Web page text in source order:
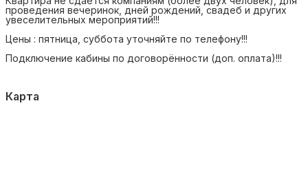
проведения вечеринок, дней рождений, свадеб и других
увеселительных мероприятий!!!
Цены : пятница, суббота уточняйте по телефону!!!
Подключение кабины по договорённости (доп. оплата)!!!
Карта